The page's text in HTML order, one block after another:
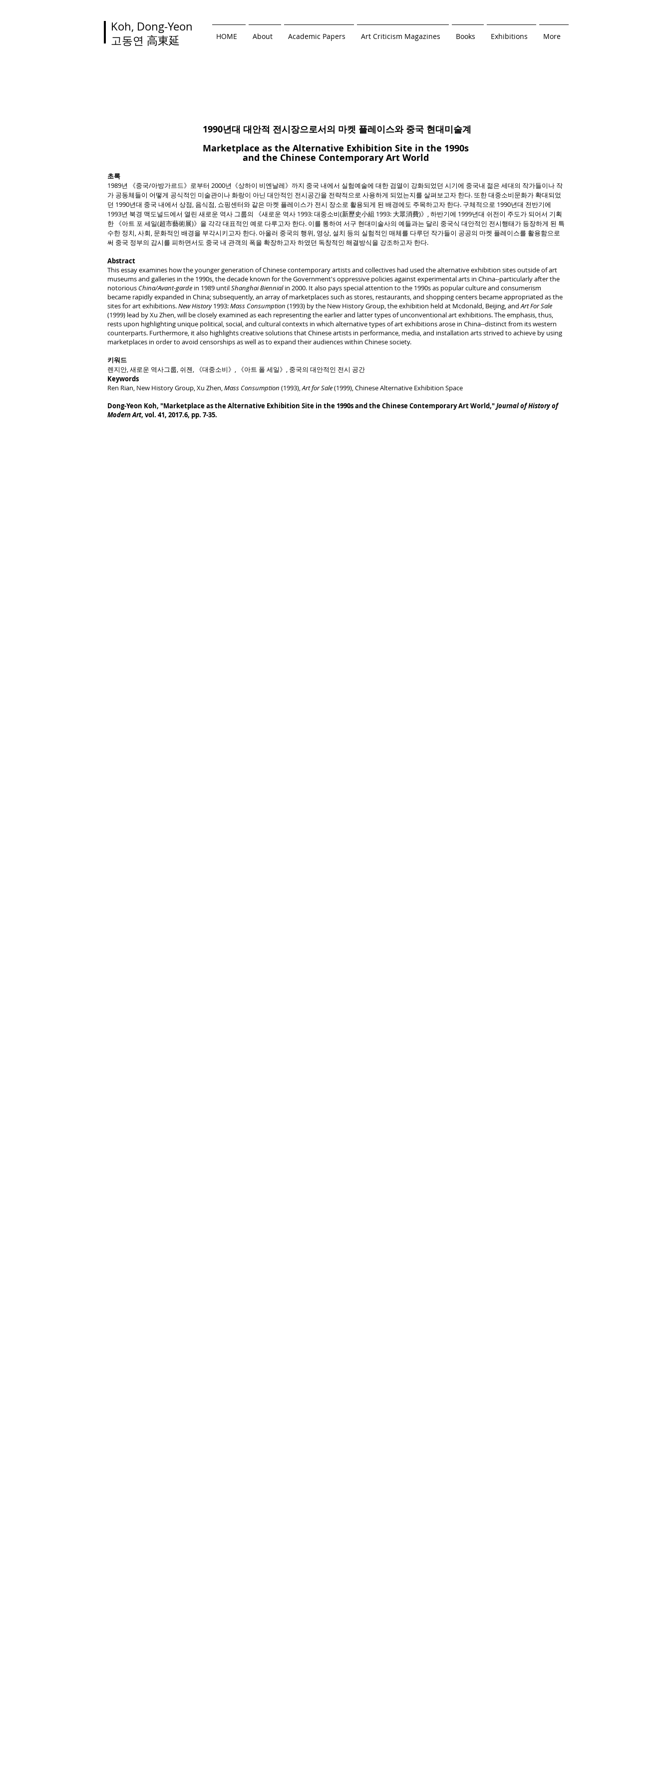
Koh, Dong-Yeon
고동연 高東延 HOME About Academic Papers Art Criticism Magazines Books Exhibitions More
1990년대 대안적 전시장으로서의 마켓 플레이스와 중국 현대미술계
Marketplace as the Alternative Exhibition Site in the 1990s
and the Chinese Contemporary Art World
초록
1989년 《중국/아방가르드》로부터 2000년《상하이 비엔날레》까지 중국 내에서 실험예술에 대한 검열이 강화되었던 시기에 중국내 젊은 세대의 작가들이나 작
가 공동체들이 어떻게 공식적인 미술관이나 화랑이 아닌 대안적인 전시공간을 전략적으로 사용하게 되었는지를 살펴보고자 한다. 또한 대중소비문화가 확대되었
던 1990년대 중국 내에서 상점, 음식점, 쇼핑센터와 같은 마켓 플레이스가 전시 장소로 활용되게 된 배경에도 주목하고자 한다. 구체적으로 1990년대 전반기에
1993년 북경 맥도널드에서 열린 새로운 역사 그룹의 《새로운 역사 1993: 대중소비(新歷史小組 1993: 大眾消費)》, 하반기에 1999년대 쉬전이 주도가 되어서 기획
한 《아트 포 세일(超市藝術展)》을 각각 대표적인 예로 다루고자 한다. 이를 통하여 서구 현대미술사의 예들과는 달리 중국식 대안적인 전시행태가 등장하게 된 특
수한 정치, 사회, 문화적인 배경을 부각시키고자 한다. 아울러 중국의 행위, 영상, 설치 등의 실험적인 매체를 다루던 작가들이 공공의 마켓 플레이스를 활용함으로
써 중국 정부의 감시를 피하면서도 중국 내 관객의 폭을 확장하고자 하였던 독창적인 해결방식을 강조하고자 한다.
Abstract
This essay examines how the younger generation of Chinese contemporary artists and collectives had used the alternative exhibition sites outside of art
museums and galleries in the 1990s, the decade known for the Government's oppressive policies against experimental arts in China--particularly after the
notorious China/Avant-garde in 1989 untilShanghai Biennialin 2000. It also pays special attention to the 1990s as popular culture and consumerism
became rapidly expanded in China; subsequently, an array of marketplaces such as stores, restaurants, and shopping centers became appropriated as the
sites for art exhibitions.New History1993:Mass Consumption (1993) by the New History Group, the exhibition held at Mcdonald, Beijing, andArt For Sale
(1999) lead by Xu Zhen, will be closely examined as each representing the earlier and latter types of unconventional art exhibitions. The emphasis, thus,
rests upon highlighting unique political, social, and cultural contexts in which alternative types of art exhibitions arose in China--distinct from its western
counterparts. Furthermore, it also highlights creative solutions that Chinese artists in performance, media, and installation arts strived to achieve by using
marketplaces in order to avoid censorships as well as to expand their audiences within Chinese society.
키워드
렌지안, 새로운 역사그룹, 쉬젠, 《대중소비》, 《아트 폴 세일》, 중국의 대안적인 전시 공간
Keywords
Ren Rian, New History Group, Xu Zhen,Mass Consumption (1993),Art for Sale(1999), Chinese Alternative Exhibition Space
Dong-Yeon Koh, "Marketplace as the Alternative Exhibition Site in the 1990s and the Chinese Contemporary Art World,"Journal of History of
Modern Art, vol. 41, 2017.6, pp. 7-35.